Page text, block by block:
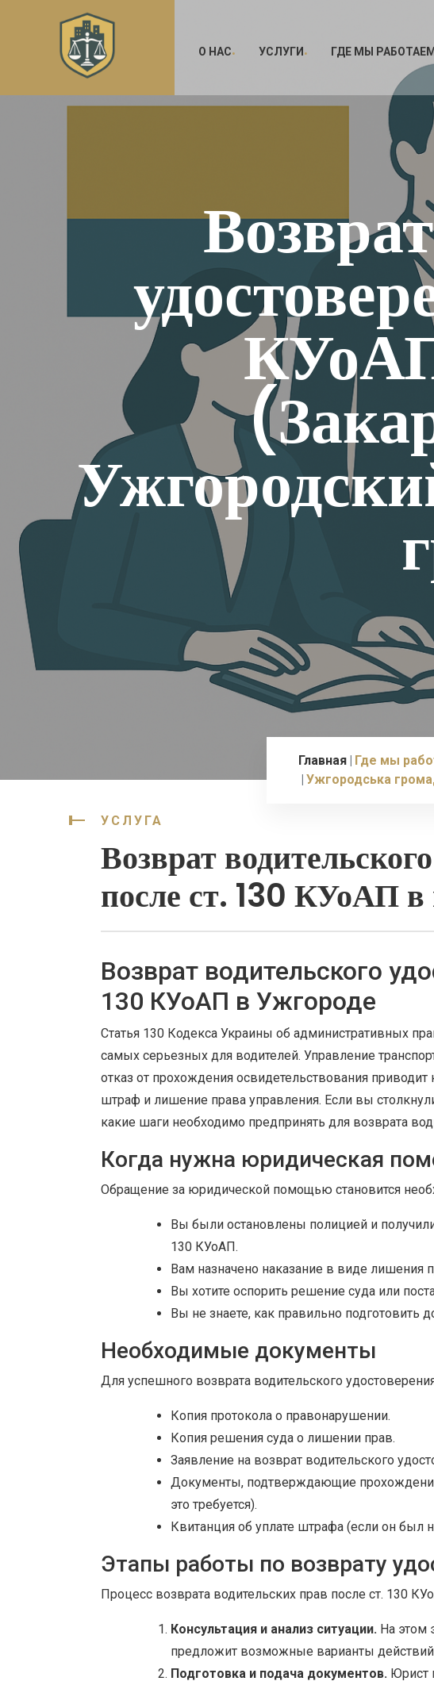
О НАС УСЛУГИ ГДЕ МЫ РАБОТАЕМ
Главная Где мы
Ужгородська
УСЛУГА
Возврат
после ст. 130 КУоАП в
Возврат водительского
130 КУоАП в Ужгороде
Статья 130 Кодекса Украины об административных
самых серьезных для водителей. Управление
отказ от прохождения освидетельствования
штраф и лишение права управления. Если вы
какие шаги необходимо предпринять для возврата
Когда нужна юридическая
Обращение за юридической помощью становится
Вы были остановлены полицией и
130 КУоАП.
Вам назначено наказание в виде лишения
Вы хотите оспорить решение суда или
Вы не знаете, как правильно подготовить
Необходимые документы
Для успешного возврата водительского
Копия протокола о правонарушении.
Копия решения суда о лишении прав.
Заявление на возврат водительского
Документы, подтверждающие
это требуется).
Квитанция об уплате штрафа (если он был
Этапы работы по возврату
Процесс возврата водительских прав после ст. 130
Консультация и анализ ситуации. На этом
предложит возможные варианты
Подготовка и подача документов. Юрист